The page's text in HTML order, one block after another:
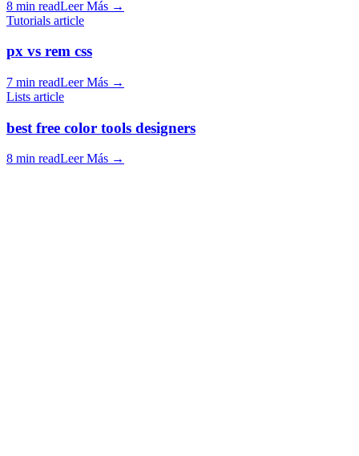
8 min readLeer Más →
Tutorials article
px vs rem css
7 min readLeer Más →
Lists article
best free color tools designers
8 min readLeer Más →